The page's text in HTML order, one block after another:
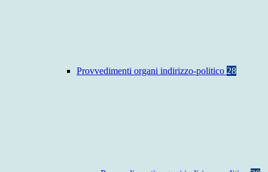
Provvedimenti organi indirizzo-politico 28